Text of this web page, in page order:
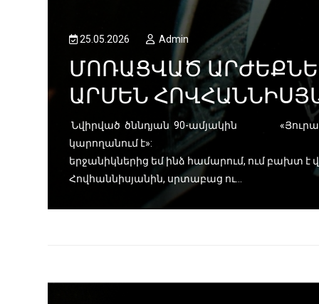
25.05.2026 Admin
ՄՈՌԱՑՎԱԾ
ԱՐՄԵՆ
Նվիրված ծննդյան 90-ամյակին
կարողանում է»:
երջանիկներից եմ ինձ համարում, ում բախտ
Հովհաննիսյանին, սրտաբաց ու...